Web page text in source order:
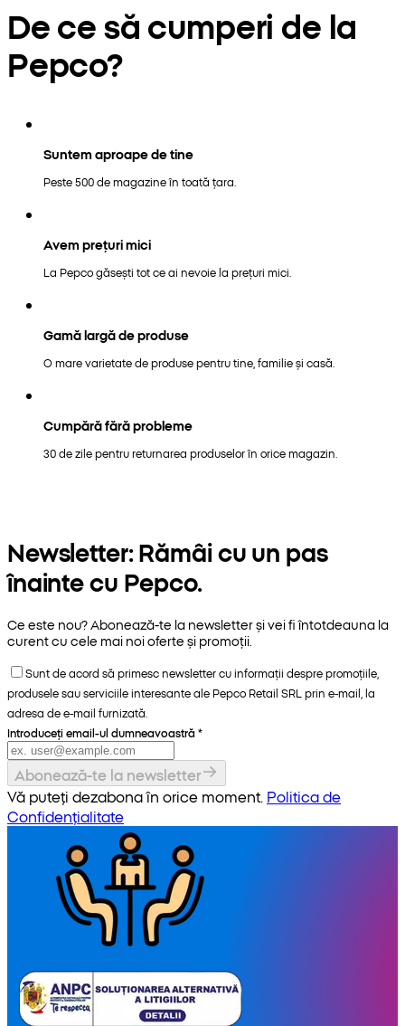
De ce să cumperi de la
Pepco?
Suntem aproape de tine
Peste 500 de magazine în toată țara.
Avem prețuri mici
La Pepco găsești tot ce ai nevoie la prețuri mici.
Gamă largă de produse
O mare varietate de produse pentru tine, familie și casă.
Cumpără fără probleme
30 de zile pentru returnarea produselor în orice magazin.
Newsletter: Rămâi cu un pas
înainte cu Pepco.
Ce este nou? Abonează-te la newsletter și vei fi întotdeauna la
curent cu cele mai noi oferte și promoții.
Sunt de acord să primesc newsletter cu informații despre promoțiile,
produsele sau serviciile interesante ale Pepco Retail SRL prin e-mail, la
adresa de e-mail furnizată.
Introduceți email-ul dumneavoastră *
Abonează-te la newsletter
Vă puteți dezabona în orice moment. Politica de
Confidențialitate